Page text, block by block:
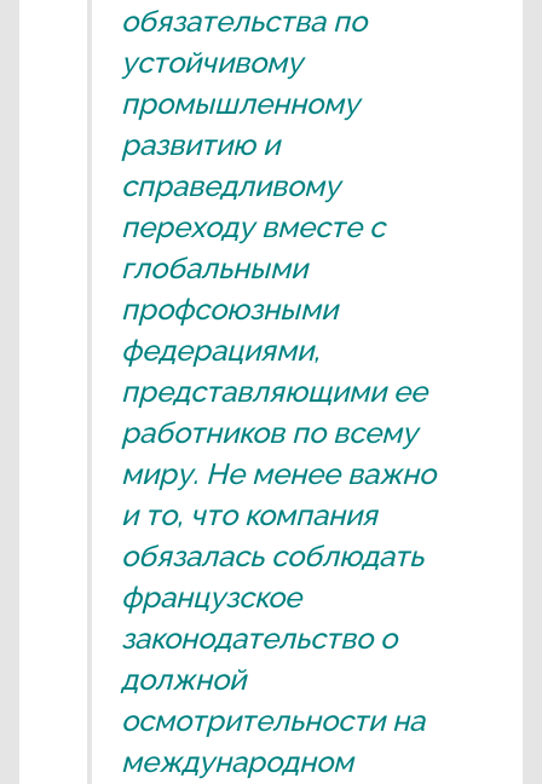
обязательства по
устойчивому
промышленному
развитию и
справедливому
переходу вместе с
глобальными
профсоюзными
федерациями,
представляющими ее
работников по всему
миру. Не менее важно
и то, что компания
обязалась соблюдать
французское
законодательство о
должной
осмотрительности на
международном